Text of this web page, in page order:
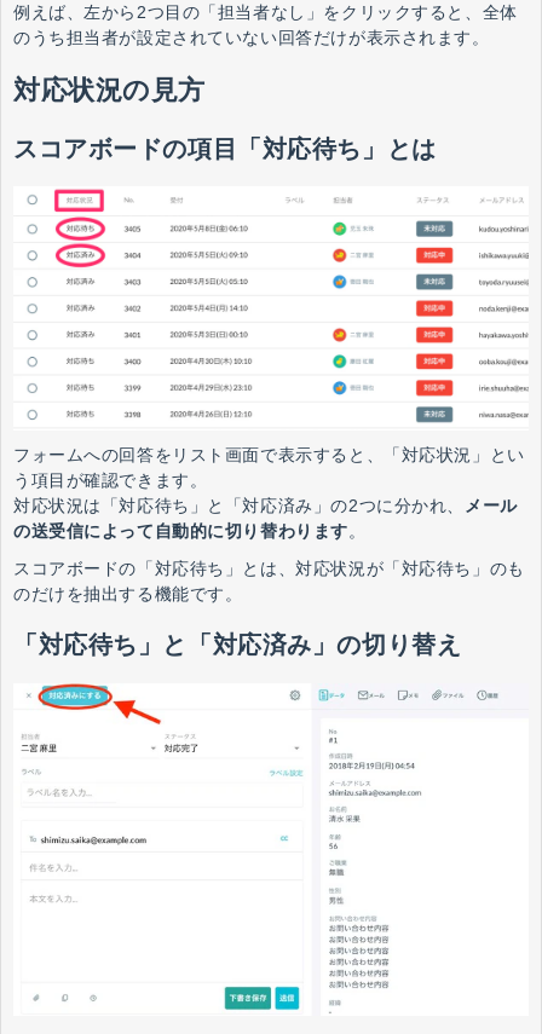
例えば、左から2つ目の「担当者なし」をクリックすると、全体
のうち担当者が設定されていない回答だけが表示されます。
対応状況の見方
スコアボードの項目「対応待ち」とは
フォームへの回答をリスト画面で表示すると、「対応状況」とい
う項目が確認できます。
対応状況は「対応待ち」と「対応済み」の2つに分かれ、
メール
の送受信によって自動的に切り替わります。
スコアボードの「対応待ち」とは、対応状況が「対応待ち」のも
のだけを抽出する機能です。
「対応待ち」と「対応済み」の切り替え